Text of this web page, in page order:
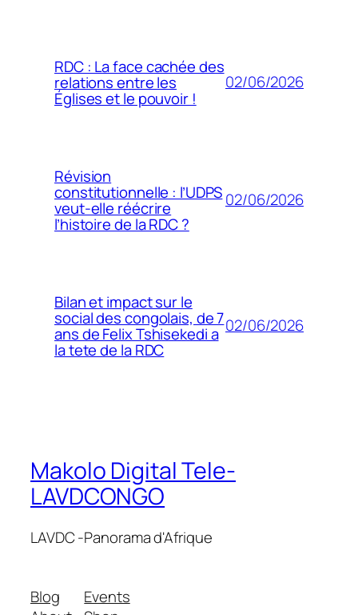
RDC : La face cachée des
relations entre les
Églises et le pouvoir !
02/06/2026
Révision
constitutionnelle : l’UDPS
veut-elle réécrire
l’histoire de la RDC ?
02/06/2026
Bilan et impact sur le
social des congolais, de 7
ans de Felix Tshisekedi a
la tete de la RDC
02/06/2026
Makolo Digital Tele-
LAVDCONGO
LAVDC -Panorama d'Afrique
Blog
Events